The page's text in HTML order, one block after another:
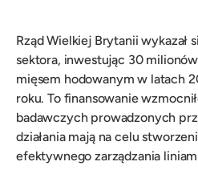
Rząd Wielkiej Brytanii wykazał
sektora, inwestując 30
mięsem hodowanym w latach
roku. To finansowanie
badawczych prowadzonych
działania mają na celu
efektywnego zarządzania